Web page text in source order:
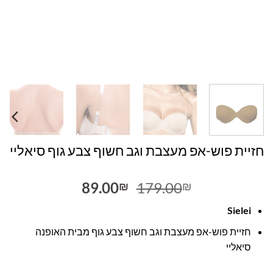
חזיית פוש-אפ מעצבת וגב חשוף צבע גוף סיאליי
179.00₪
המחיר
179.00₪.
89.00₪
המחיר
89.00₪.
Sielei
חזיית פוש-אפ מעצבת וגב חשוף צבע גוף מבית האופנה
סיאליי